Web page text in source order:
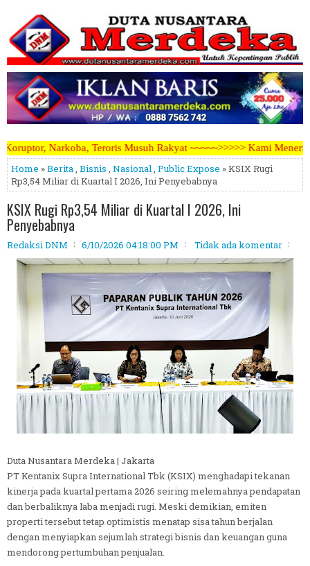
Rakyat ~~~~~>>>>> Kami Menerima Artikel, Opini, Berita
Home »Berita, Bisnis , Nasional, Public Expose » KSIX Rugi
Rp3,54 Miliar di Kuartal I 2026, Ini Penyebabnya
KSIX Rugi Rp3,54 Miliar di Kuartal I 2026, Ini
Penyebabnya
Redaksi DNM 6/10/2026 04:18:00 PM Tidak ada komentar
Duta Nusantara Merdeka | Jakarta
PT Kentanix Supra International Tbk (KSIX) menghadapi tekanan
kinerja pada kuartal pertama 2026 seiring melemahnya pendapatan
dan berbaliknya laba menjadi rugi. Meski demikian, emiten
properti tersebut tetap optimistis menatap sisa tahun berjalan
dengan menyiapkan sejumlah strategi bisnis dan keuangan guna
mendorong pertumbuhan penjualan.